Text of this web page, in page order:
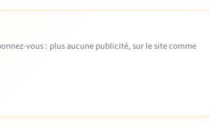
vous : plus aucune publicité, sur le site comme